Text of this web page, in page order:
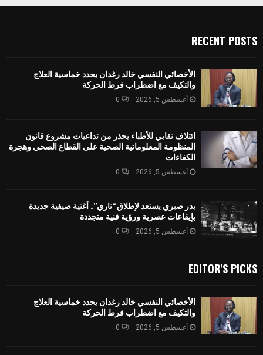
RECENT POSTS
الأخصائي النفسي خالد رغدان يحدد خماسية العلاج
والتكيف مع اضطراب فرط الحركة
أغسطس 5, 2026 0
ائتلاف نقابي للأطباء يحذر من تداعيات مشروع قانون
المنظومة المعلوماتية الصحية على القطاع الصحي وهجرة
الكفاءات
أغسطس 5, 2026 0
بدر صبري يستعد لإطلاق “ناري”.. أغنية صيفية جديدة
بإيقاعات عصرية ورؤية فنية متجددة
أغسطس 5, 2026 0
EDITOR'S PICKS
الأخصائي النفسي خالد رغدان يحدد خماسية العلاج
والتكيف مع اضطراب فرط الحركة
أغسطس 5, 2026 0